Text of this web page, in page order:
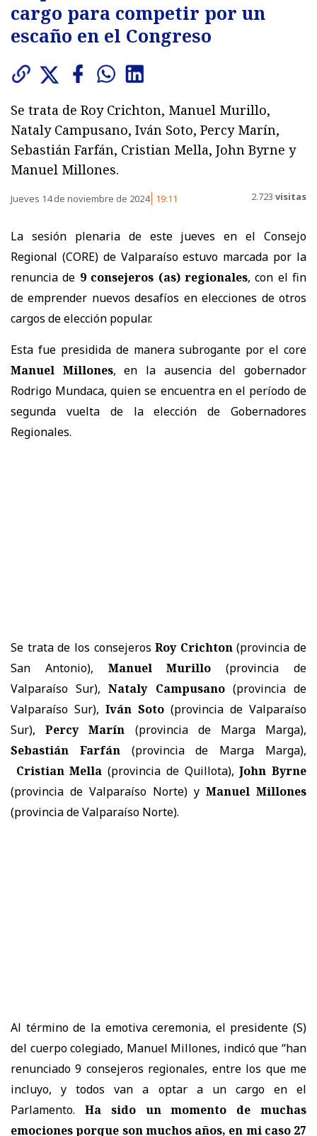
cargo para competir por un
escaño en el Congreso
​Se trata de Roy Crichton, Manuel Murillo,
Nataly Campusano, Iván Soto, Percy Marín,
Sebastián Farfán, Cristian Mella, John Byrne y
Manuel Millones.
Jueves 14 de noviembre de 2024 19:11 2.723 visitas
La sesión plenaria de este jueves en el Consejo
Regional (CORE) de Valparaíso estuvo marcada por la
renuncia de 9 consejeros (as) regionales, con el fin
de emprender nuevos desafíos en elecciones de otros
cargos de elección popular.
Esta fue presidida de manera subrogante por el core
Manuel Millones, en la ausencia del gobernador
Rodrigo Mundaca, quien se encuentra en el período de
segunda vuelta de la elección de Gobernadores
Regionales.
​Se trata de los consejerosRoy Crichton(provincia de
San Antonio), Manuel Murillo(provincia de
Valparaíso Sur),Nataly Campusano (provincia de
Valparaíso Sur), Iván Soto (provincia de Valparaíso
Sur),Percy Marín (provincia de Marga Marga),
Sebastián Farfán(provincia de Marga Marga),
Cristian Mella(provincia de Quillota),John Byrne
(provincia de Valparaíso Norte) y Manuel Millones
(provincia de Valparaíso Norte).
​Al término de la emotiva ceremonia, el presidente (S)
del cuerpo colegiado, Manuel Millones, indicó que “han
renunciado 9 consejeros regionales, entre los que me
incluyo, y todos van a optar a un cargo en el
Parlamento. Ha sido un momento de muchas
emociones porque son muchos años, en mi caso 27